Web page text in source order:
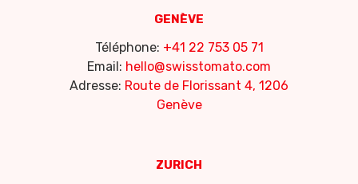
GENÈVE
Téléphone: +41 22 753 05 71
Email: hello@swisstomato.com
Adresse: Route de Florissant 4, 1206
Genève
ZURICH